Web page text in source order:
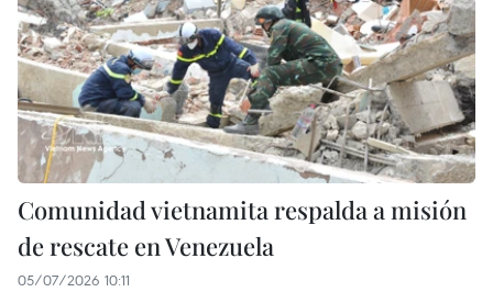
Comunidad vietnamita respalda a misión
de rescate en Venezuela
05/07/2026 10:11